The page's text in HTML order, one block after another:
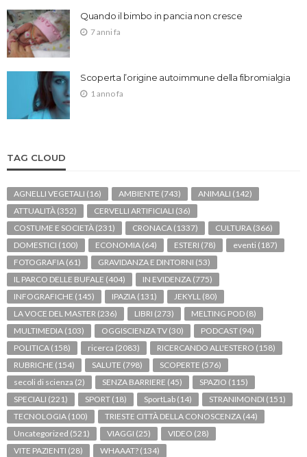
Quando il bimbo in pancia non cresce
7 anni fa
Scoperta l’origine autoimmune della fibromialgia
1 anno fa
TAG CLOUD
AGNELLI VEGETALI (16) AMBIENTE (743) ANIMALI (142)
ATTUALITÀ (352) CERVELLI ARTIFICIALI (36)
COSTUME E SOCIETÀ (231) CRONACA (1337) CULTURA (366)
DOMESTICI (100) ECONOMIA (64) ESTERI (78) eventi (187)
FOTOGRAFIA (61) GRAVIDANZA E DINTORNI (53)
IL PARCO DELLE BUFALE (404) IN EVIDENZA (775)
INFOGRAFICHE (145) IPAZIA (131) JEKYLL (80)
LA VOCE DEL MASTER (236) LIBRI (273) MELTING POD (8)
MULTIMEDIA (103) OGGISCIENZA TV (30) PODCAST (94)
POLITICA (158) ricerca (2083) RICERCANDO ALL'ESTERO (158)
RUBRICHE (154) SALUTE (798) SCOPERTE (576)
secoli di scienza (2) SENZA BARRIERE (45) SPAZIO (115)
SPECIALI (221) SPORT (18) SportLab (14) STRANIMONDI (151)
TECNOLOGIA (100) TRIESTE CITTÀ DELLA CONOSCENZA (44)
Uncategorized (521) VIAGGI (25) VIDEO (28)
VITE PAZIENTI (28) WHAAAT? (134)